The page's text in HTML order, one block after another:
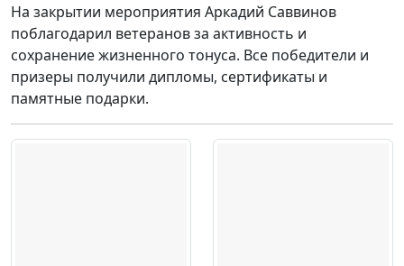
На закрытии мероприятия Аркадий Саввинов
поблагодарил ветеранов за активность и
сохранение жизненного тонуса. Все победители и
призеры получили дипломы, сертификаты и
памятные подарки.